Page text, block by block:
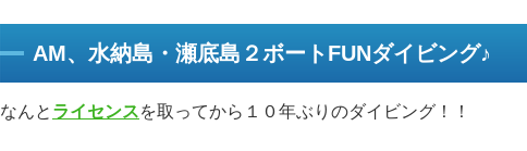
AM、水納島・瀬底島２ボートFUNダイビング♪
なんと ライセンスを取ってから１０年ぶりのダイビング！！